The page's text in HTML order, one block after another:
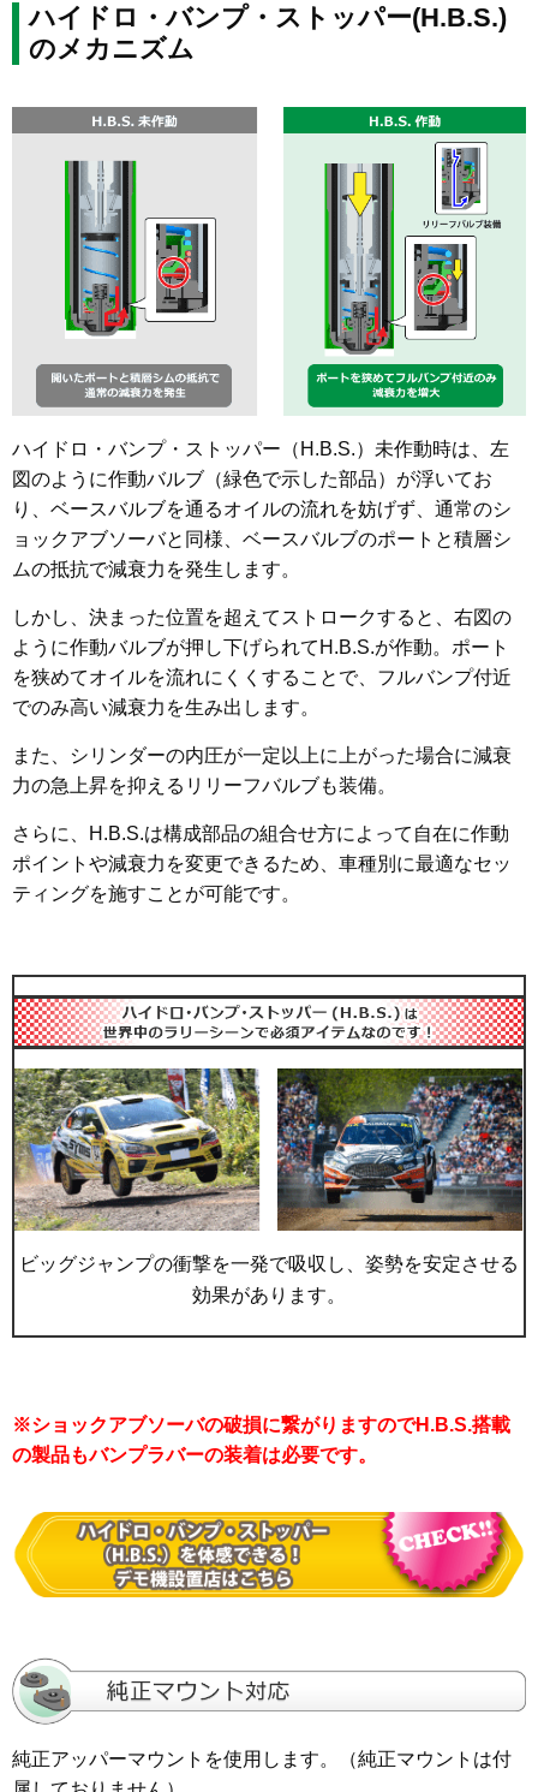
ハイドロ・バンプ・ストッパー(H.B.S.)
のメカニズム
ハイドロ・バンプ・ストッパー（H.B.S.）未作動時は、左
図のように作動バルブ（緑色で示した部品）が浮いてお
り、ベースバルブを通るオイルの流れを妨げず、通常のシ
ョックアブソーバと同様、ベースバルブのポートと積層シ
ムの抵抗で減衰力を発生します。
しかし、決まった位置を超えてストロークすると、右図の
ように作動バルブが押し下げられてH.B.S.が作動。ポート
を狭めてオイルを流れにくくすることで、フルバンプ付近
でのみ高い減衰力を生み出します。
また、シリンダーの内圧が一定以上に上がった場合に減衰
力の急上昇を抑えるリリーフバルブも装備。
さらに、H.B.S.は構成部品の組合せ方によって自在に作動
ポイントや減衰力を変更できるため、車種別に最適なセッ
ティングを施すことが可能です。
ビッグジャンプの衝撃を一発で吸収し、姿勢を安定させる
効果があります。
※ショックアブソーバの破損に繋がりますのでH.B.S.搭載
の製品もバンプラバーの装着は必要です。
純正アッパーマウントを使用します。（純正マウントは付